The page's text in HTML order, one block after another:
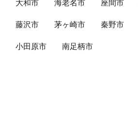
大和市 海老名市 座間市
藤沢市 茅ヶ崎市 秦野市
小田原市 南足柄市